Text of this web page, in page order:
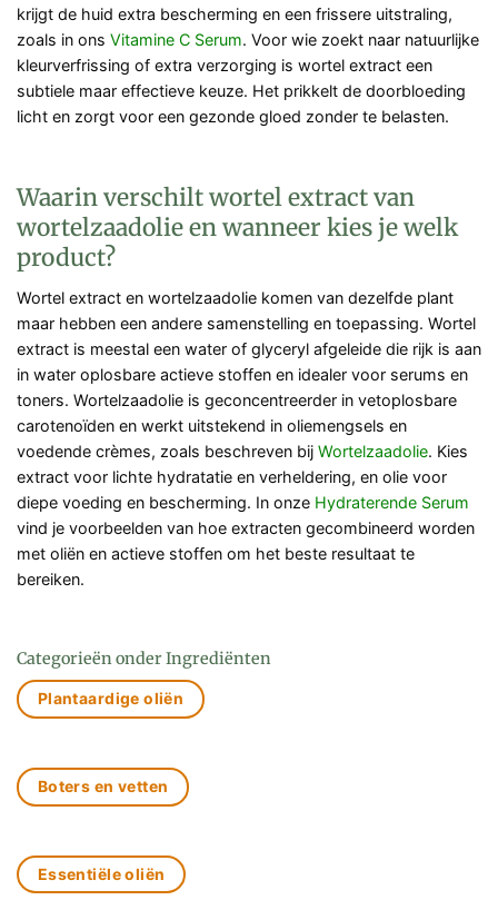
krijgt de huid extra bescherming en een frissere uitstraling,
zoals in ons Vitamine C Serum. Voor wie zoekt naar natuurlijke
kleurverfrissing of extra verzorging is wortel extract een
subtiele maar effectieve keuze. Het prikkelt de doorbloeding
licht en zorgt voor een gezonde gloed zonder te belasten.
Waarin verschilt wortel extract van
wortelzaadolie en wanneer kies je welk
product?
Wortel extract en wortelzaadolie komen van dezelfde plant
maar hebben een andere samenstelling en toepassing. Wortel
extract is meestal een water of glyceryl afgeleide die rijk is aan
in water oplosbare actieve stoffen en idealer voor serums en
toners. Wortelzaadolie is geconcentreerder in vetoplosbare
carotenoïden en werkt uitstekend in oliemengsels en
voedende crèmes, zoals beschreven bij Wortelzaadolie. Kies
extract voor lichte hydratatie en verheldering, en olie voor
diepe voeding en bescherming. In onze Hydraterende Serum
vind je voorbeelden van hoe extracten gecombineerd worden
met oliën en actieve stoffen om het beste resultaat te
bereiken.
Categorieën onder Ingrediënten
Plantaardige oliën
Boters en vetten
Essentiële oliën